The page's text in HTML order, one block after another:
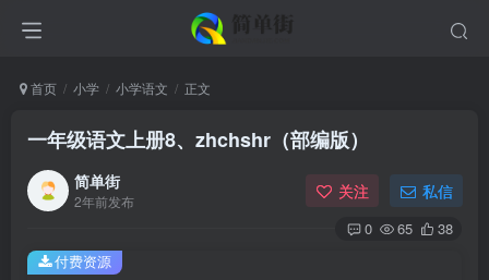
首页 小学 小学语文 正文
一年级语文上册8、zhchshr（部编版）
简单街
2年前发布 关注 私信
0 65 38
付费资源